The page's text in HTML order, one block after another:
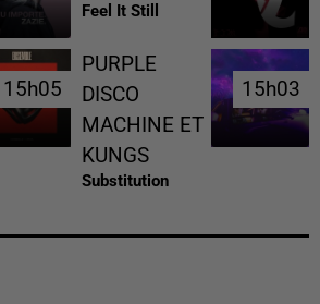
Feel It Still
15h05
15h05
PURPLE
DISCO
MACHINE ET
KUNGS
Substitution
15h03
15h03